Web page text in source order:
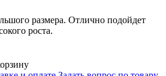
размера. Отлично подойдет
роста.